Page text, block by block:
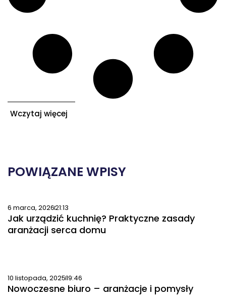
Wczytaj więcej
POWIĄZANE WPISY
6 marca, 202621:13
Jak urządzić kuchnię? Praktyczne zasady
aranżacji serca domu
10 listopada, 202519:46
Nowoczesne biuro – aranżacje i pomysły